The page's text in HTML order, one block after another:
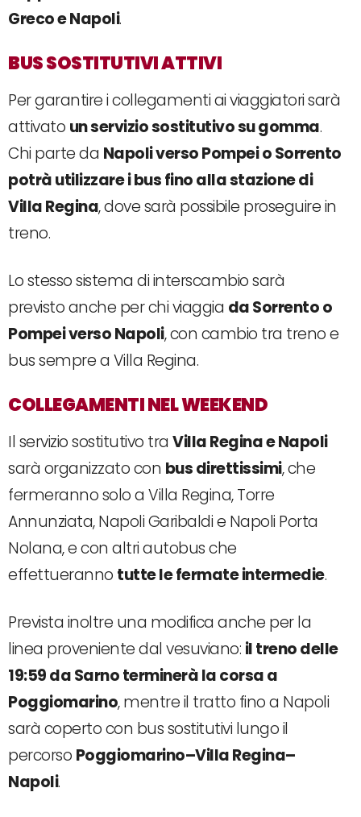
Greco e Napoli.
BUS SOSTITUTIVI ATTIVI
Per garantire i collegamenti ai viaggiatori sarà
attivato un servizio sostitutivo su gomma.
Chi parte da Napoli verso Pompei o Sorrento
potrà utilizzare i bus fino alla stazione di
Villa Regina, dove sarà possibile proseguire in
treno.
Lo stesso sistema di interscambio sarà
previsto anche per chi viaggia da Sorrento o
Pompei verso Napoli, con cambio tra treno e
bus sempre a Villa Regina.
COLLEGAMENTI NEL WEEKEND
Il servizio sostitutivo tra Villa Regina e Napoli
sarà organizzato con bus direttissimi, che
fermeranno solo a Villa Regina, Torre
Annunziata, Napoli Garibaldi e Napoli Porta
Nolana, e con altri autobus che
effettueranno tutte le fermate intermedie.
Prevista inoltre una modifica anche per la
linea proveniente dal vesuviano: il treno delle
19:59 da Sarno terminerà la corsa a
Poggiomarino, mentre il tratto fino a Napoli
sarà coperto con bus sostitutivi lungo il
percorso Poggiomarino–Villa Regina–
Napoli.